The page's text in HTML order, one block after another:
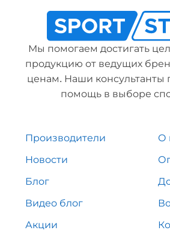
Мы помогаем достигать
продукцию от ведущих
ценам. Наши консультанты
помощь в выборе
Производители
Новости
Блог
Видео блог
Акции
О